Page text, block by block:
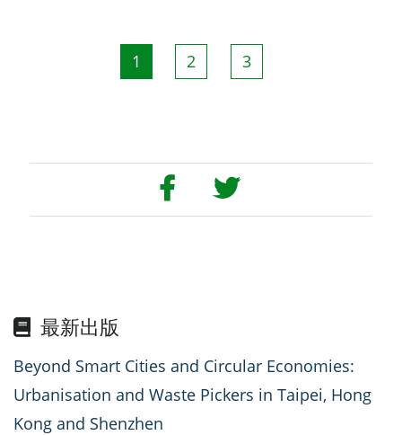
目
前
1
頁
面
2
頁
面
3
最新出版
Beyond Smart Cities and Circular Economies:
Urbanisation and Waste Pickers in Taipei, Hong
Kong and Shenzhen